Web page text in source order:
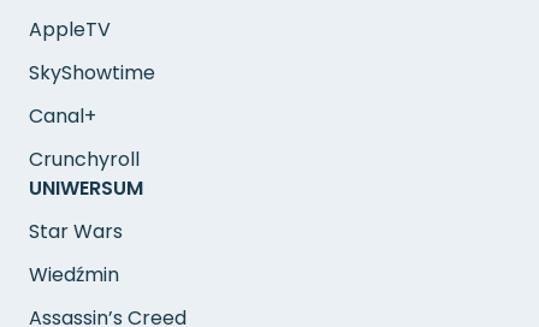
AppleTV
SkyShowtime
Canal+
Crunchyroll
UNIWERSUM
Star Wars
Wiedźmin
Assassin’s Creed